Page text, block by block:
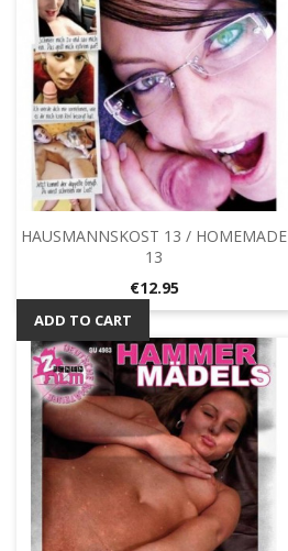
HAUSMANNSKOST 13 / HOMEMADE
13
Price
€12.95
ADD TO CART